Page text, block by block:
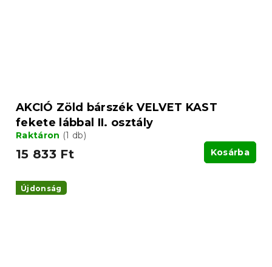
AKCIÓ Zöld bárszék VELVET KAST
fekete lábbal II. osztály
Raktáron (1 db)
15 833 Ft Kosárba
Újdonság